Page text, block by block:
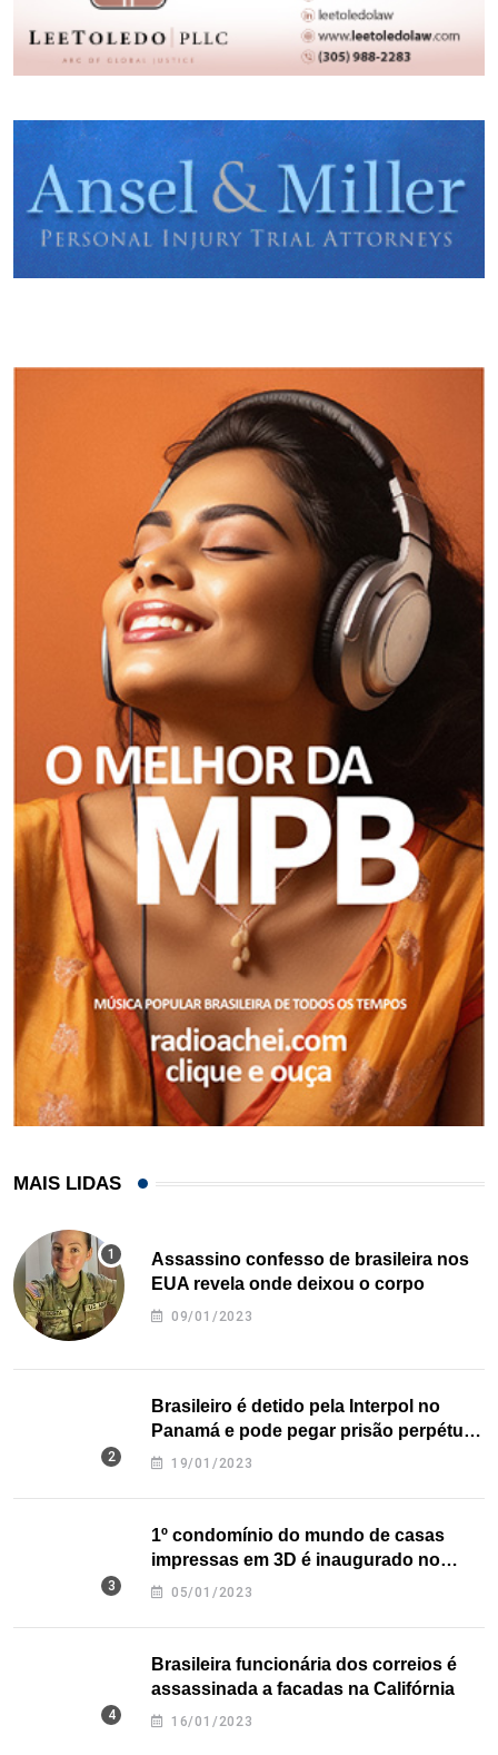
MAIS LIDAS
Assassino confesso de brasileira nos
EUA revela onde deixou o corpo
09/01/2023
Brasileiro é detido pela Interpol no
Panamá e pode pegar prisão perpétua
nos EUA
19/01/2023
1º condomínio do mundo de casas
impressas em 3D é inaugurado no
Texas
05/01/2023
Brasileira funcionária dos correios é
assassinada a facadas na Califórnia
16/01/2023